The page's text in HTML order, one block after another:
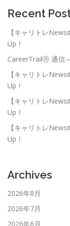
Recent
【キャリトレ
Up！
CareerTrailⓇ 通信
【キャリトレ
Up！
【キャリトレ
Up！
【キャリトレ
Up！
Archives
2026年8月
2026年7月
2026年6月